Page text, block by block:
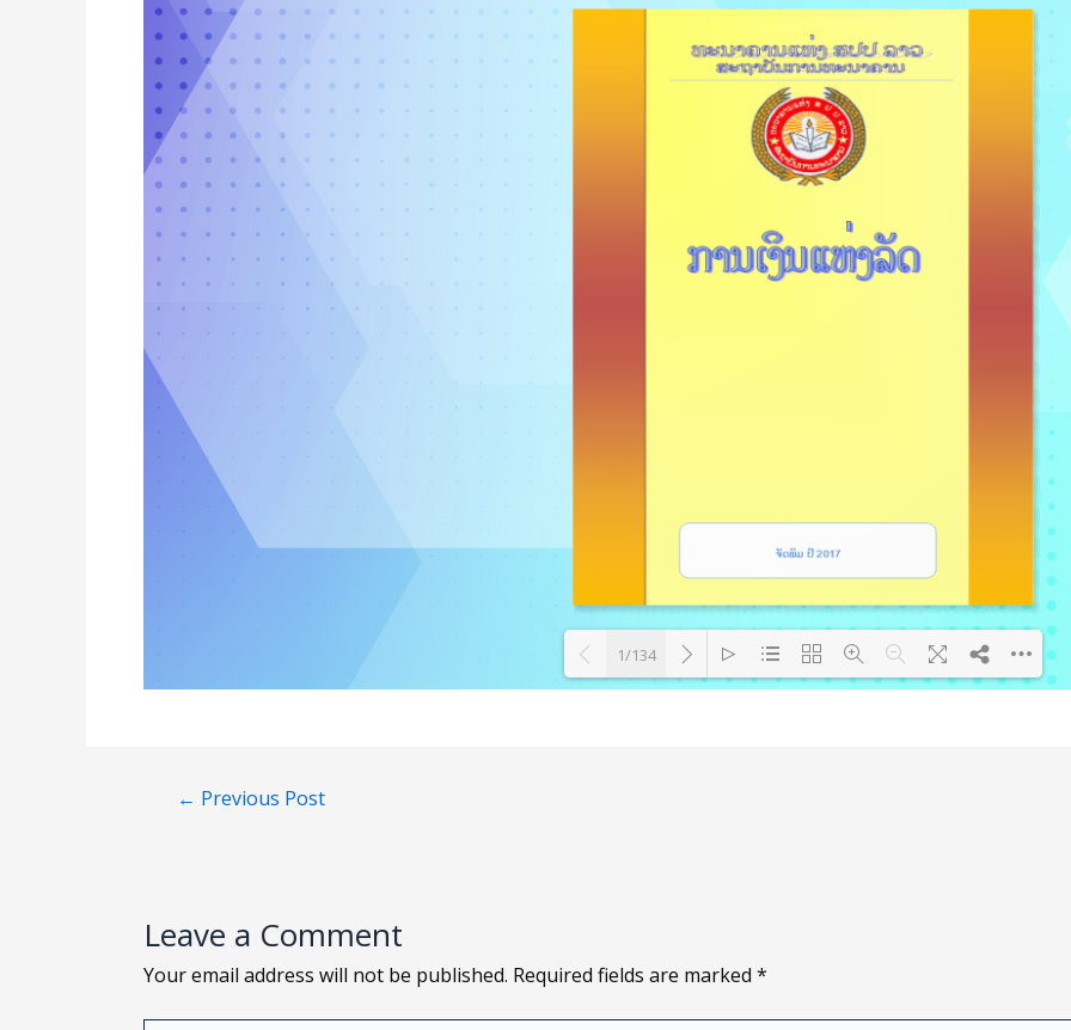
1/134
← Previous Post
Leave a Comment
Your email address will not be published. Required fields are marked *